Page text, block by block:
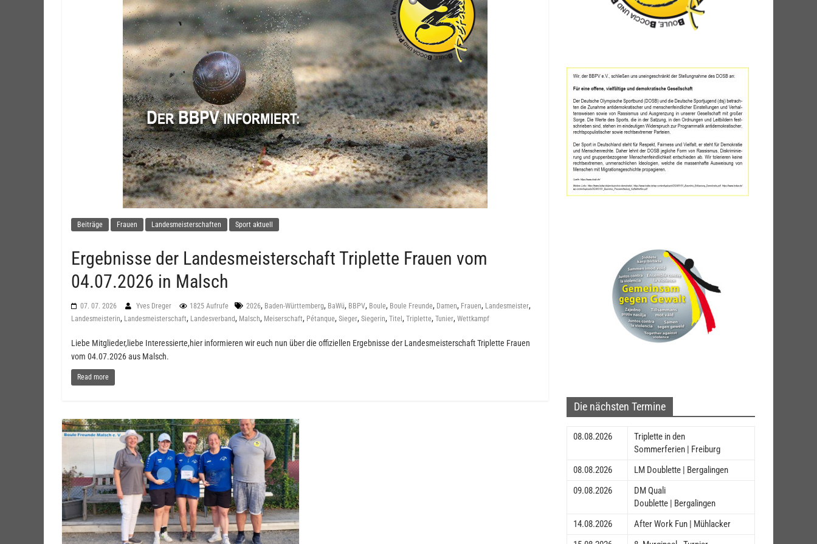
Beiträge Frauen Landesmeisterschaften Sport aktuell
Ergebnisse der Landesmeisterschaft Triplette Frauen vom
04.07.2026 in Malsch
07. 07. 2026 Yves Dreger 1825 Aufrufe 2026, Baden-Württemberg, BaWü, BBPV, Boule, Boule Freunde, Damen, Frauen, Landesmeister,
Landesmeisterin, Landesmeisterschaft, Landesverband, Malsch, Meiserschaft, Pétanque, Sieger, Siegerin, Titel , Triplette, Tunier, Wettkampf
Liebe Mitglieder,liebe Interessierte,hier informieren wir euch nun über die offiziellen Ergebnisse der Landesmeisterschaft Triplette Frauen
vom 04.07.2026 aus Malsch.
Read more
Die nächsten Termine
08.08.2026
Triplette in den
Sommerferien | Freiburg
08.08.2026
LM Doublette | Bergalingen
09.08.2026
DM Quali
Doublette | Bergalingen
14.08.2026
After Work Fun | Mühlacker